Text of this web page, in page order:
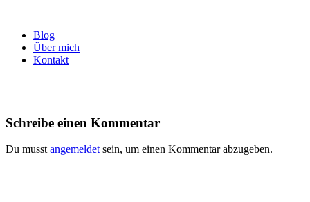
Blog
Über mich
Kontakt
Schreibe einen Kommentar
Du musstangemeldetsein, um einen Kommentar abzugeben.